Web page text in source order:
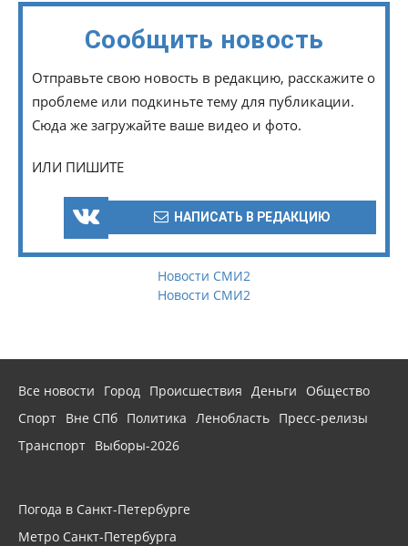
Сообщить новость
Отправьте свою новость в редакцию, расскажите о
проблеме или подкиньте тему для публикации.
Сюда же загружайте ваше видео и фото.
ИЛИ ПИШИТЕ
НАПИСАТЬ В РЕДАКЦИЮ
Новости СМИ2
Новости СМИ2
Все новости Город Происшествия Деньги
Общество
Спорт Вне СПб Политика Ленобласть Пресс-релизы
Транспорт Выборы-2026
Погода в Санкт-Петербурге
Метро Санкт-Петербурга